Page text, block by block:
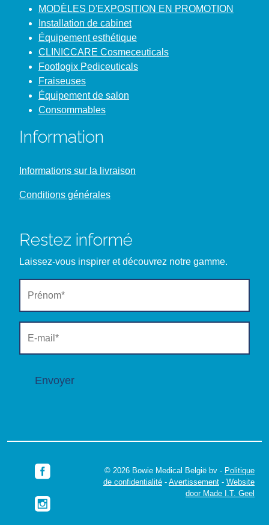
MODÈLES D'EXPOSITION EN PROMOTION
Installation de cabinet
Équipement esthétique
CLINICCARE Cosmeceuticals
Footlogix Pediceuticals
Fraiseuses
Équipement de salon
Consommables
Information
Informations sur la livraison
Conditions générales
Restez informé
Laissez-vous inspirer et découvrez notre gamme.
Envoyer
© 2026 Bowie Medical België bv - Politique
de confidentialité- Avertissement- Website
door Made I.T. Geel